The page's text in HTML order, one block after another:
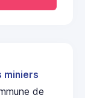
miniers
de